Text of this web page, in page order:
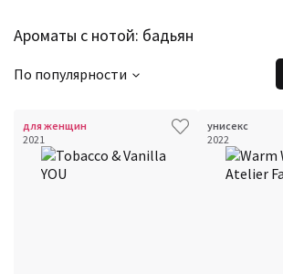
Ароматы с нотой: бадьян
По популярности
для женщин
2021
унисекс
2022